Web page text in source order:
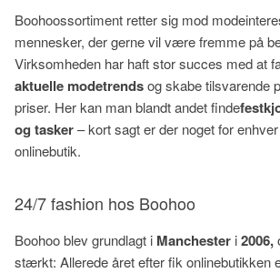
Boohoossortiment retter sig mod
mennesker, der gerne vil være fremme på
Virksomheden har haft stor succes med at
aktuelle modetrendsog skabe tilsvarende
priser. Her kan man blandt andet finde
og tasker– kort sagt er der noget for
onlinebutik.
24/7 fashion hos Boohoo
Boohoo blev grundlagt i Manchester i2006,
stærkt: Allerede året efter fik onlinebutikken